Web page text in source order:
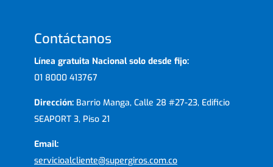
Contáctanos
Línea gratuita Nacional solo desde fijo:
01 8000 413767
Dirección: Barrio Manga, Calle 28 #27-23, Edificio
SEAPORT 3, Piso 21
Email:
servicioalcliente@supergiros.com.co